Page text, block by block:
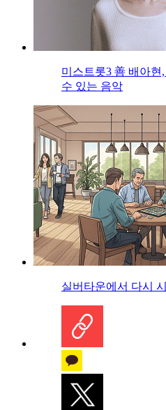
미스트롯3 善 배아현
수 있는 음악
실버타운에서 다시